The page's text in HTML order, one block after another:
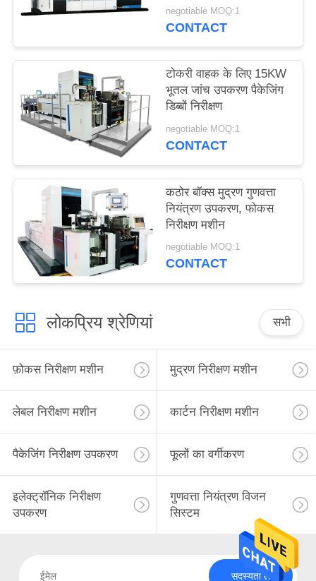
PRIVACY
negotiable MOQ:1
CONTACT
टोकरी वाहक के लिए 15KW
भूतल जांच उपकरण पैकेजिंग
डिब्बों निरीक्षण
negotiable MOQ:1
CONTACT
कठोर बॉक्स मुद्रण गुणवत्ता
नियंत्रण उपकरण, फोकस
निरीक्षण मशीन
negotiable MOQ:1
CONTACT
लोकप्रिय श्रेणियां सभी
फ़ोकस निरीक्षण मशीन मुद्रण निरीक्षण मशीन
लेबल निरीक्षण मशीन कार्टन निरीक्षण मशीन
पैकेजिंग निरीक्षण उपकरण फूलों का वर्गीकरण
इलेक्ट्रॉनिक निरीक्षण
उपकरण
गुणवत्ता नियंत्रण विजन
सिस्टम
सदस्यता लें